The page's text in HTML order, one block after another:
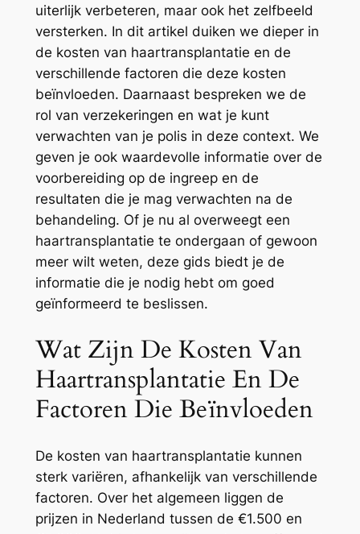
uiterlijk verbeteren, maar ook het zelfbeeld
versterken. In dit artikel duiken we dieper in
de kosten van haartransplantatie en de
verschillende factoren die deze kosten
beïnvloeden. Daarnaast bespreken we de
rol van verzekeringen en wat je kunt
verwachten van je polis in deze context. We
geven je ook waardevolle informatie over de
voorbereiding op de ingreep en de
resultaten die je mag verwachten na de
behandeling. Of je nu al overweegt een
haartransplantatie te ondergaan of gewoon
meer wilt weten, deze gids biedt je de
informatie die je nodig hebt om goed
geïnformeerd te beslissen.
Wat Zijn De Kosten Van
Haartransplantatie En De
Factoren Die Beïnvloeden
De kosten van haartransplantatie kunnen
sterk variëren, afhankelijk van verschillende
factoren. Over het algemeen liggen de
prijzen in Nederland tussen de €1.500 en